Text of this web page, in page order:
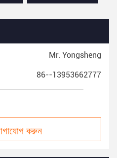
Mr. Yongsheng
86--13953662777
করুন